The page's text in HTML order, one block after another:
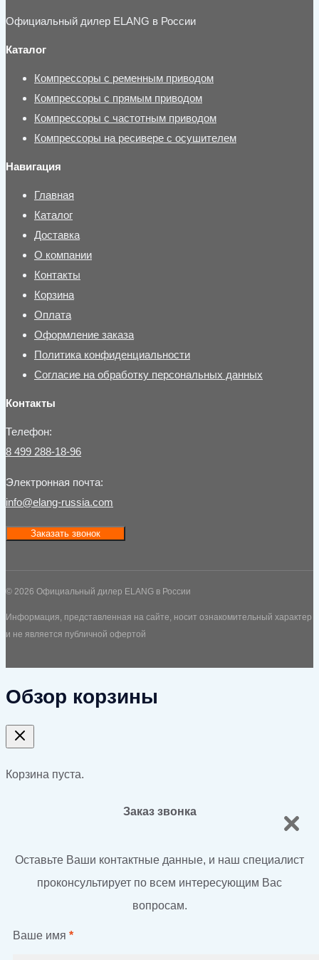
Официальный дилер ELANG в России
Каталог
Компрессоры с ременным приводом
Компрессоры с прямым приводом
Компрессоры с частотным приводом
Компрессоры на ресивере с осушителем
Навигация
Главная
Каталог
Доставка
О компании
Контакты
Корзина
Оплата
Оформление заказа
Политика конфиденциальности
Согласие на обработку персональных данных
Контакты
Телефон:
8 499 288-18-96
Электронная почта:
info@elang-russia.com
Заказать звонок
© 2026 Официальный дилер ELANG в России
Информация, представленная на сайте, носит ознакомительный характер
и не является публичной офертой
Обзор корзины
Корзина пуста.
Заказ звонка
Оставьте Ваши контактные данные, и наш специалист
проконсультирует по всем интересующим Вас
вопросам.
Ваше имя *